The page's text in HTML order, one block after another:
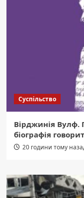
Суспільство
Вірджинія Вулф.
біографія
20 години тому